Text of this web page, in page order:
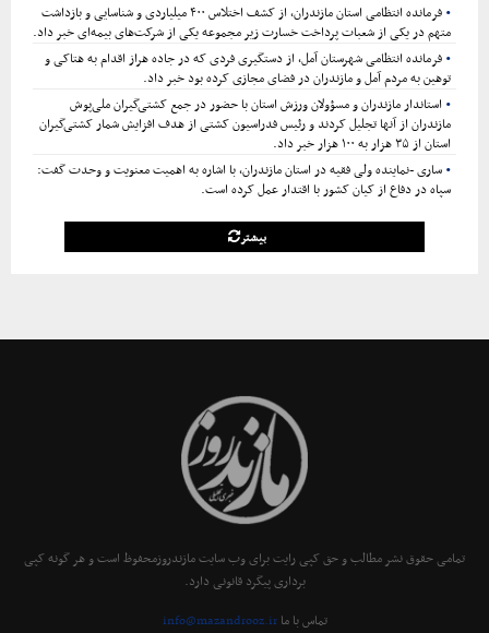
فرمانده انتظامی استان مازندران، از کشف اختلاس ۴۰۰ میلیاردی و شناسایی و بازداشت
متهم در یکی از شعبات پرداخت خسارت زیر مجموعه یکی از شرکت‌های بیمه‌ای خبر داد.
فرمانده انتظامی شهرستان آمل، از دستگیری فردی که در جاده هراز اقدام به هتاکی و
توهین به مردم آمل و مازندران در فضای مجازی کرده بود خبر داد.
استاندار مازندران و مسؤولان ورزش استان با حضور در جمع کشتی‌گیران ملی‌پوش
مازندران از آنها تجلیل کردند و رئیس فدراسیون کشتی از هدف افزایش شمار کشتی‌گیران
استان از ۳۵ هزار به ۱۰۰ هزار خبر داد.
ساری -نماینده ولی فقیه در استان مازندران، با اشاره به اهمیت معنویت و وحدت گفت:
سپاه در دفاع از کیان کشور با اقتدار عمل کرده است.
بیشتر
تمامی حقوق نشر مطالب و حق کپی رایت برای وب سایت مازندروزمحفوظ است و هر گونه کپی
برداری پیگرد قانونی دارد.
تماس با ماinfo@mazandrooz.ir